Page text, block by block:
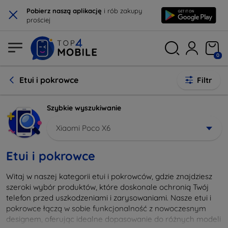
× Pobierz naszą aplikację i rób zakupy
prościej
0
Etui i pokrowce Filtr
Szybkie wyszukiwanie
Xiaomi Poco X6
Etui i pokrowce
Witaj w naszej kategorii etui i pokrowców, gdzie znajdziesz
szeroki wybór produktów, które doskonale ochronią Twój
telefon przed uszkodzeniami i zarysowaniami. Nasze etui i
pokrowce łączą w sobie funkcjonalność z nowoczesnym
designem, oferując idealne dopasowanie do różnych modeli